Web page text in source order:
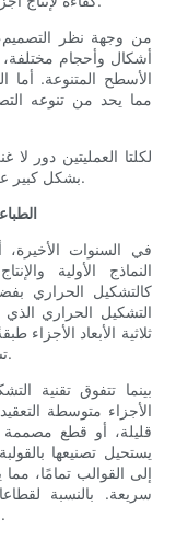
من وجهة نظر التصميم،
أشكال وأحجام مختلفة،
الأسطح المتنوعة. أما
مما يحد من تنوعه
لكلتا العمليتين دور
بشكل كبير على المتطلبات الهيكلية والوظيفية للمنتج النهائي.
في السنوات الأخيرة،
النماذج الأولية
كالتشكيل الحراري
التشكيل الحراري
ثلاثية الأبعاد الأجزاء
تستخدم خيوطاً بلاستيكية أو راتنجات أو مساحيق.
بينما تتفوق تقنية
الأجزاء متوسطة
قليلة، أو قطع
يستحيل تصنيعها
إلى القوالب تمامًا،
سريعة. بالنسبة
المخصصة، تُقدم الطباعة ثلاثية الأبعاد بديلاً ثوريًا.